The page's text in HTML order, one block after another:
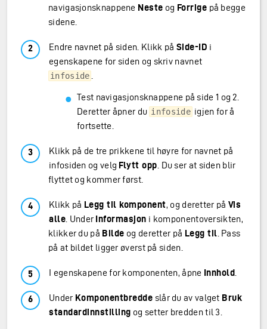
navigasjonsknappene Neste og Forrige på begge
sidene.
Endre navnet på siden. Klikk på Side-ID i
egenskapene for siden og skriv navnet
infoside
Test navigasjonsknappene på side 1 og 2.
Deretter åpner du infoside igjen for å
fortsette.
Klikk på de tre prikkene til høyre for navnet på
infosiden og velg Flytt opp . Du ser at siden blir
flyttet og kommer først.
Klikk på Legg til komponent, og deretter på Vis
alle . Under Informasjon i komponentoversikten,
klikker du på Bilde og deretter på Legg til . Pass
på at bildet ligger øverst på siden.
I egenskapene for komponenten, åpne Innhold
Under Komponentbredde slår du av valget Bruk
standardinnstilling og setter bredden til 3.